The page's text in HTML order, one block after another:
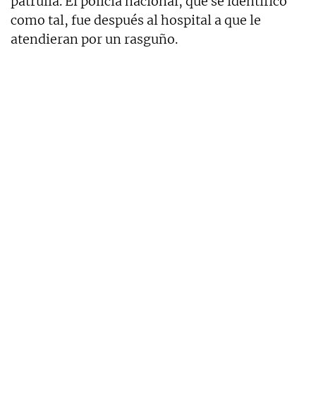
como tal, fue después al hospital a que le
atendieran por un rasguño.